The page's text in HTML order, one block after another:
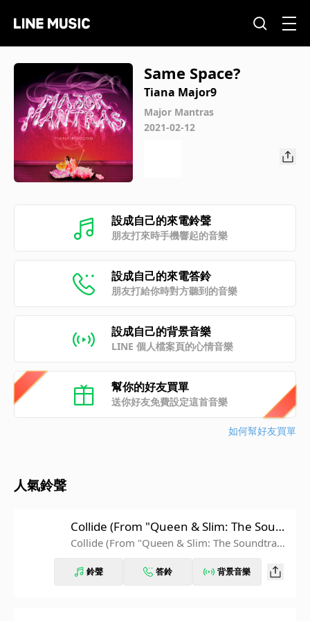
Same Space?
Tiana Major9
Major Mantras
2021-02-12
設成自己的來電鈴聲
朋友打來時手機響起的音樂
設成自己的來電答鈴
朋友打給你時對方聽到的音樂
設成自己的背景音樂
LINE 個人檔案頁的心情音樂
幫你的好友買單
送你好友免費設定這首音樂
如何幫好友買單
人氣鈴聲
Collide (From "Queen & Slim: The Soun
dtrack")
Collide (From "Queen & Slim: The Soundtrac
鈴聲 答鈴 背景音樂